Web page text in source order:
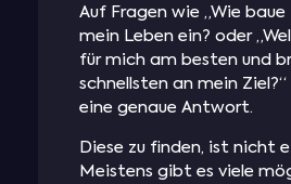
Auf Fragen wie „Wie
mein Leben ein? oder
für mich am besten und
schnellsten an mein
eine genaue Antwort.
Diese zu finden, ist nicht
Meistens gibt es viele